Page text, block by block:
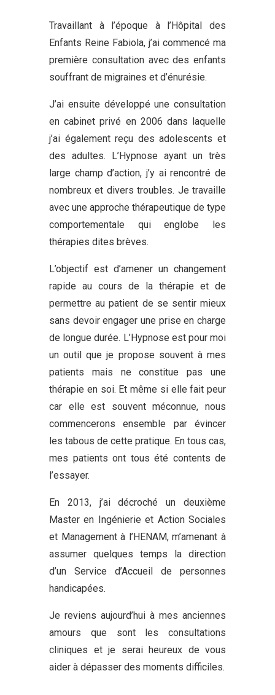
Travaillant à l’époque à l’Hôpital des
Enfants Reine Fabiola, j’ai commencé ma
première consultation avec des enfants
souffrant de migraines et d’énurésie.
J’ai ensuite développé une consultation
en cabinet privé en 2006 dans laquelle
j’ai également reçu des adolescents et
des adultes. L’Hypnose ayant un très
large champ d’action, j’y ai rencontré de
nombreux et divers troubles. Je travaille
avec une approche thérapeutique de type
comportementale qui englobe les
thérapies dites brèves.
L’objectif est d’amener un changement
rapide au cours de la thérapie et de
permettre au patient de se sentir mieux
sans devoir engager une prise en charge
de longue durée. L’Hypnose est pour moi
un outil que je propose souvent à mes
patients mais ne constitue pas une
thérapie en soi. Et même si elle fait peur
car elle est souvent méconnue, nous
commencerons ensemble par évincer
les tabous de cette pratique. En tous cas,
mes patients ont tous été contents de
l’essayer.
En 2013, j’ai décroché un deuxième
Master en Ingénierie et Action Sociales
et Management à l’HENAM, m’amenant à
assumer quelques temps la direction
d’un Service d’Accueil de personnes
handicapées.
Je reviens aujourd’hui à mes anciennes
amours que sont les consultations
cliniques et je serai heureux de vous
aider à dépasser des moments difficiles.